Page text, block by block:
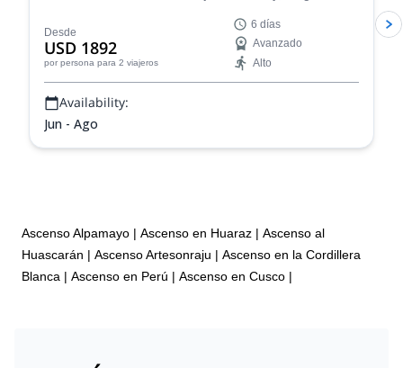
experiencia de montañismo fantástica!
Desde
USD 1892
por persona para 2 viajeros
6 días
Avanzado
Alto
Availability:
Jun - Ago
Ascenso Alpamayo | Ascenso en Huaraz | Ascenso al
Huascarán | Ascenso Artesonraju | Ascenso en la Cordillera
Blanca | Ascenso en Perú | Ascenso en Cusco |